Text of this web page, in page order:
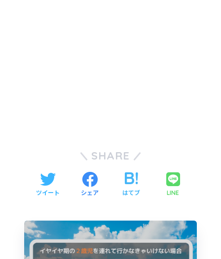
SHARE
ツイート シェア はてブ LINE